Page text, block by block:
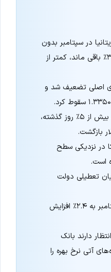
در سپتامبر بدون
تغییر در سطح ۳.۸٪ باقی ماند، کمتر از
اصلی تضعیف شد و
طلا پس از سقوط بیش از ۵٪ روز گذشته،
در نزدیکی سطح
تعطیلی دولت
تورم کانادا در سپتامبر به ۲.۴٪ افزایش
دارند بانک
آتی نرخ بهره را